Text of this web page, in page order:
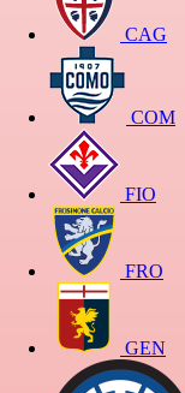
CAG
COM
FIO
FRO
GEN